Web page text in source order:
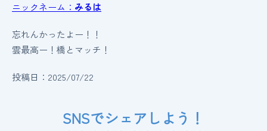
ニックネーム： みるは
忘れんかったよー！！
雲最高ー！橋とマッチ！
投稿日：2025/07/22
SNSでシェアしよう！